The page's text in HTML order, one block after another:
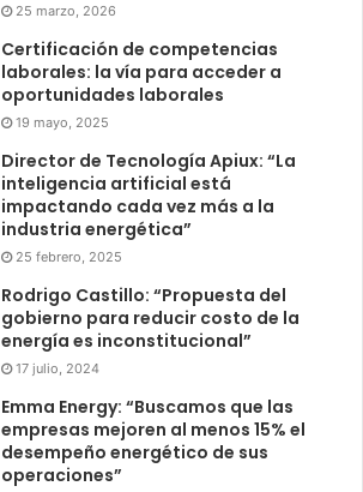
25 marzo, 2026
Certificación de competencias
laborales: la vía para acceder a
oportunidades laborales
19 mayo, 2025
Director de Tecnología Apiux: “La
inteligencia artificial está
impactando cada vez más a la
industria energética”
25 febrero, 2025
Rodrigo Castillo: “Propuesta del
gobierno para reducir costo de la
energía es inconstitucional”
17 julio, 2024
Emma Energy: “Buscamos que las
empresas mejoren al menos 15% el
desempeño energético de sus
operaciones”